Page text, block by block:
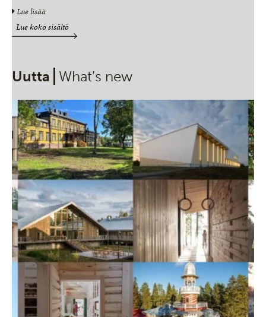
Lue lisää
Lue koko sisältö
Uutta What’s new